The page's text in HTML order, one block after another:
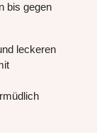
bis gegen
leckeren